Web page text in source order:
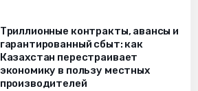
Триллионные контракты, авансы и
гарантированный сбыт: как
Казахстан перестраивает
экономику в пользу местных
производителей